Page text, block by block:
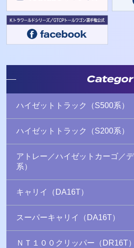
ハイゼットトラック（S500系）
ハイゼットトラック（S200系）
アトレー／ハイゼットカーゴ／
系）
キャリイ（DA16T）
スーパーキャリイ（DA16T）
ＮＴ１００クリッパー（DR16T）